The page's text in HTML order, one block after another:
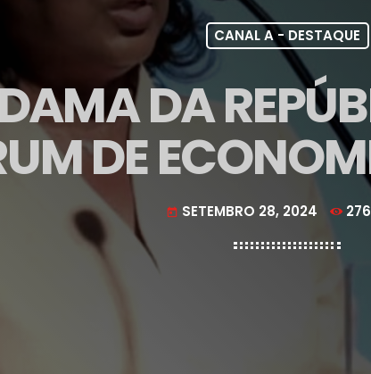
CANAL A - DESTAQUE
DA
DE
today SETEMBRO 28, 2024 276